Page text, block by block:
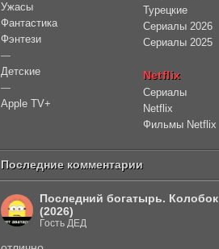
Ужасы
Фантастика
Фэнтези
—
Детские
—
Apple TV+
Турецкие
Сериалы 2026
Сериалы 2025
Netflix
Сериалы
Netflix
Фильмы Netflix
Последние комментарии
Последний богатырь. Колобок
(2026)
Гость ДЕД